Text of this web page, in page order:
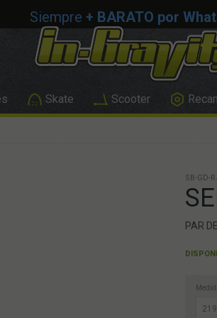
Siempre + BARATO por
Skate Scooter
SB-GD-
PAR